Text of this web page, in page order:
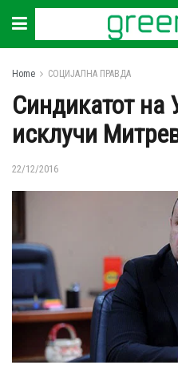
Home СОЦИЈАЛНА ПРАВДА
Синдикатот на
исклучи
22/12/2016